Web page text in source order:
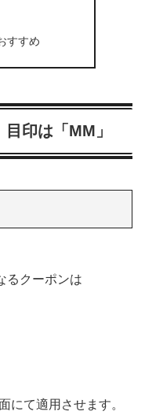
すすめ
印は「MM」
るクーポンは
にて適用させます。